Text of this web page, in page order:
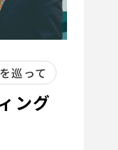
巡って
ング